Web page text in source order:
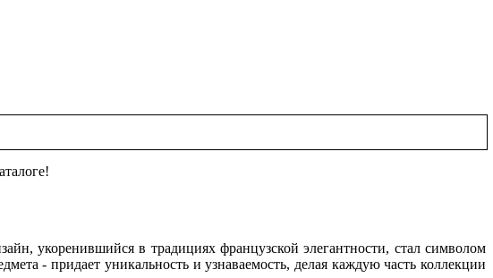
укоренившийся в традициях французской элегантности, стал символом
- придает уникальность и узнаваемость, делая каждую часть коллекции